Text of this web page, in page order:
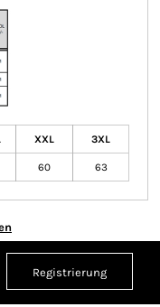
XXL 3XL
60 63
Registrierung